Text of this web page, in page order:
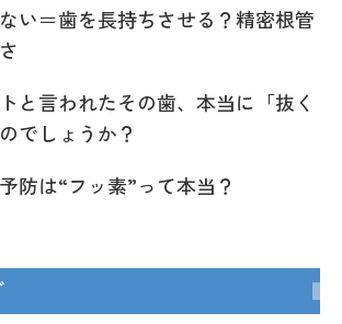
い＝歯を長持ちさせる？精密根管
と言われたその歯、本当に「抜く
でしょうか？
防は“フッ素”って本当？